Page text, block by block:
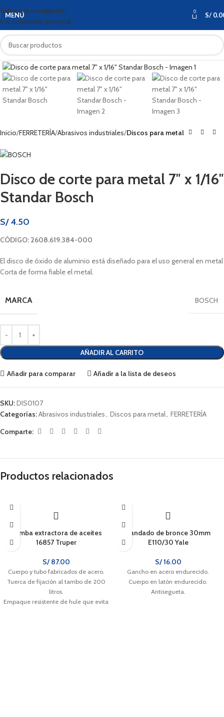
Saltar a la navegación
Ir al contenido principal
MENÚ 0 S/
Haga clic para ampliar
Inicio FERRETERÍA Abrasivos industriales Discos para metal
Disco de corte para metal 7″ x 1/16″
Standar Bosch
S/4.50
CÓDIGO: 2608.619.384-000
El disco de óxido de aluminio está diseñado para el uso general en metal
Corta de forma fiable el metal.
MARCA BOSCH
AÑADIR AL CARRITO
Añadir para comparar Añadir a la lista de deseos
SKU:DIS0107
Categorías:Abrasivos industriales, Discos para metal, FERRETERÍA
Comparte:
Productos relacionados
Bomba extractora de aceites
16857 Truper
S/87.00
Cuerpo y tubo fabricados de acero.
Tuerca de fijación al tambo de 200
litros.
Empaque resistente de hule que evita
Candado de bronce 30mm
E110/30 Yale
S/16.00
Gancho en acero endurecido.
Cuerpo en latón endurecido.
Antisegueta.